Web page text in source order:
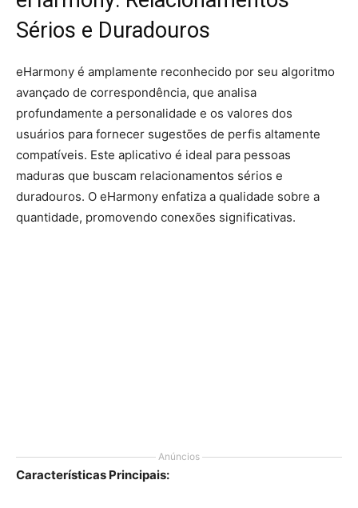
Sérios e Duradouros
eHarmony é amplamente reconhecido por seu algoritmo
avançado de correspondência, que analisa
profundamente a personalidade e os valores dos
usuários para fornecer sugestões de perfis altamente
compatíveis. Este aplicativo é ideal para pessoas
maduras que buscam relacionamentos sérios e
duradouros. O eHarmony enfatiza a qualidade sobre a
quantidade, promovendo conexões significativas.
Anúncios
Características Principais: